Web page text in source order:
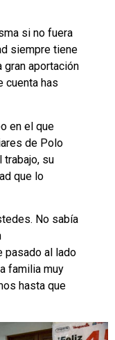
si no fuera
siempre tiene
gran aportación
cuenta has
en el que
de Polo
trabajo, su
que lo
No sabía
pasado al lado
familia muy
hasta que